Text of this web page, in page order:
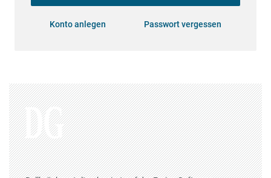
Konto anlegen Passwort vergessen